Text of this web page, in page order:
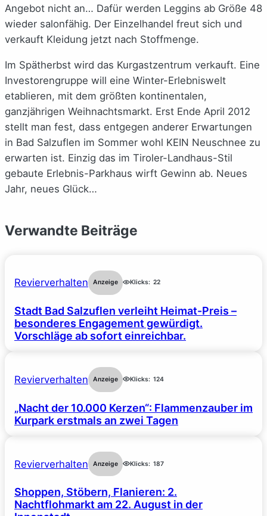
Angebot nicht an… Dafür werden Leggins ab Größe 48
wieder salonfähig. Der Einzelhandel freut sich und
verkauft Kleidung jetzt nach Stoffmenge.
Im Spätherbst wird das Kurgastzentrum verkauft. Eine
Investorengruppe will eine Winter-Erlebniswelt
etablieren, mit dem größten kontinentalen,
ganzjährigen Weihnachtsmarkt. Erst Ende April 2012
stellt man fest, dass entgegen anderer Erwartungen
in Bad Salzuflen im Sommer wohl KEIN Neuschnee zu
erwarten ist. Einzig das im Tiroler-Landhaus-Stil
gebaute Erlebnis-Parkhaus wirft Gewinn ab. Neues
Jahr, neues Glück…
Verwandte Beiträge
Revierverhalten Anzeige Klicks: 22
Stadt Bad Salzuflen verleiht Heimat-Preis –
besonderes Engagement gewürdigt.
Vorschläge ab sofort einreichbar.
Revierverhalten Anzeige Klicks: 124
„Nacht der 10.000 Kerzen“: Flammenzauber im
Kurpark erstmals an zwei Tagen
Revierverhalten Anzeige Klicks: 187
Shoppen, Stöbern, Flanieren: 2.
Nachtflohmarkt am 22. August in der